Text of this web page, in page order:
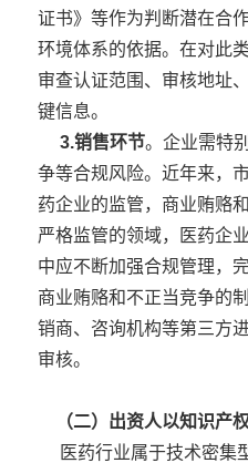
证书》等作为判断潜在合
环境体系的依据。在对此
审查认证范围、审核地址
键信息。
3.销售环节。企业需特
争等合规风险。近年来，
药企业的监管，商业贿赂
严格监管的领域，医药企
中应不断加强合规管理，
商业贿赂和不正当竞争的
销商、咨询机构等第三方
审核。
（二）出资人以知识产
医药行业属于技术密集